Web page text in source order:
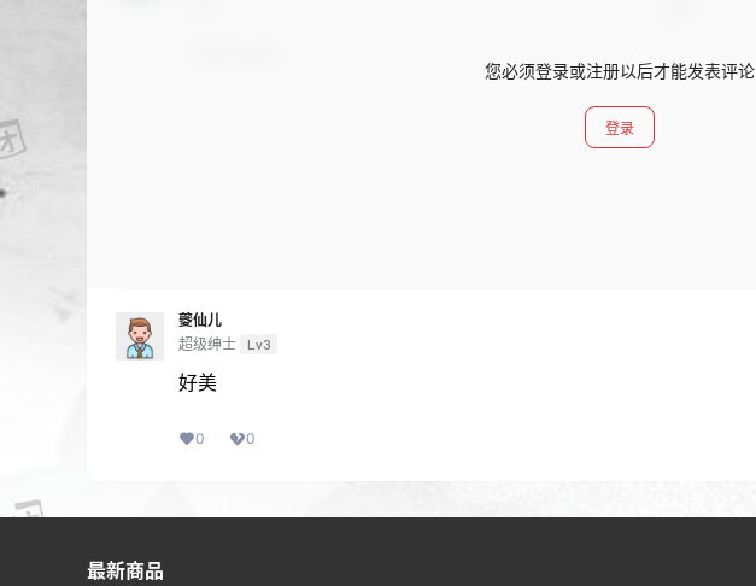
您必须登录或注册以后才能发表评论
登录
夔仙儿
超级绅士 Lv3
好美
0 0
最新商品